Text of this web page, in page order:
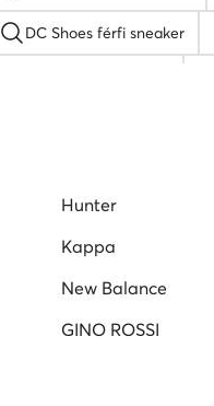
DC Shoes férfi sneaker
Hunter
Kappa
New Balance
GINO ROSSI